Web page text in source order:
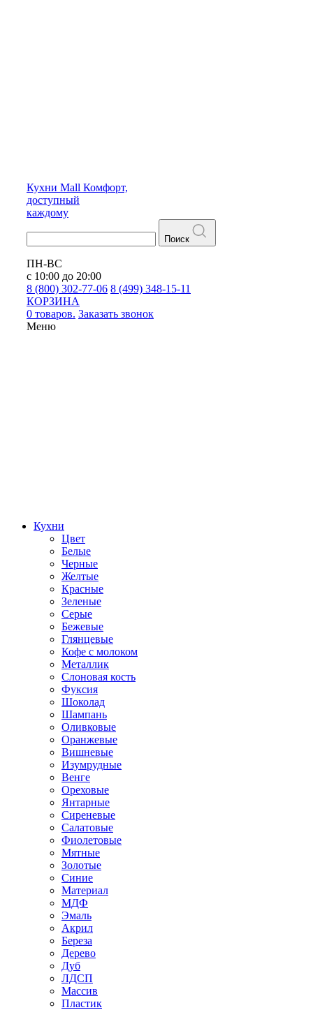
Кухни Mall Комфорт,
доступный
каждому
Поиск
ПН-ВС
с 10:00 до 20:00
8 (800) 302-77-06 8 (499) 348-15-11
КОРЗИНА
0 товаров. Заказать звонок
Меню
Кухни
Цвет
Белые
Черные
Желтые
Красные
Зеленые
Серые
Бежевые
Глянцевые
Кофе с молоком
Металлик
Слоновая кость
Фуксия
Шоколад
Шампань
Оливковые
Оранжевые
Вишневые
Изумрудные
Венге
Ореховые
Янтарные
Сиреневые
Салатовые
Фиолетовые
Мятные
Золотые
Синие
Материал
МДФ
Эмаль
Акрил
Береза
Дерево
Дуб
ЛДСП
Массив
Пластик